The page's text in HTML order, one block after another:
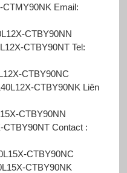
Email:
CTBY90NN
CTBY90NT Tel:
CTBY90NC
CTBY90NK Liên
CTBY90NN
Contact :
CTBY90NC
CTBY90NK